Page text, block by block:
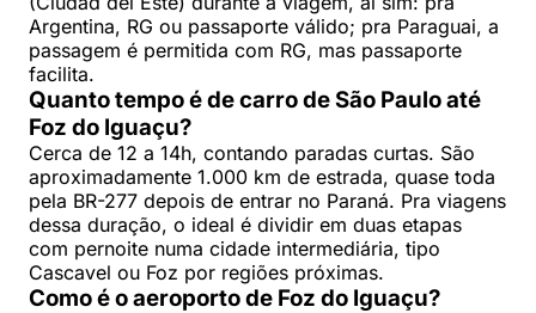
Argentina, RG ou passaporte válido; pra Paraguai, a
passagem é permitida com RG, mas passaporte
facilita.
Quanto tempo é de carro de São Paulo até
Foz do Iguaçu?
Cerca de 12 a 14h, contando paradas curtas. São
aproximadamente 1.000 km de estrada, quase toda
pela BR-277 depois de entrar no Paraná. Pra viagens
dessa duração, o ideal é dividir em duas etapas
com pernoite numa cidade intermediária, tipo
Cascavel ou Foz por regiões próximas.
Como é o aeroporto de Foz do Iguaçu?